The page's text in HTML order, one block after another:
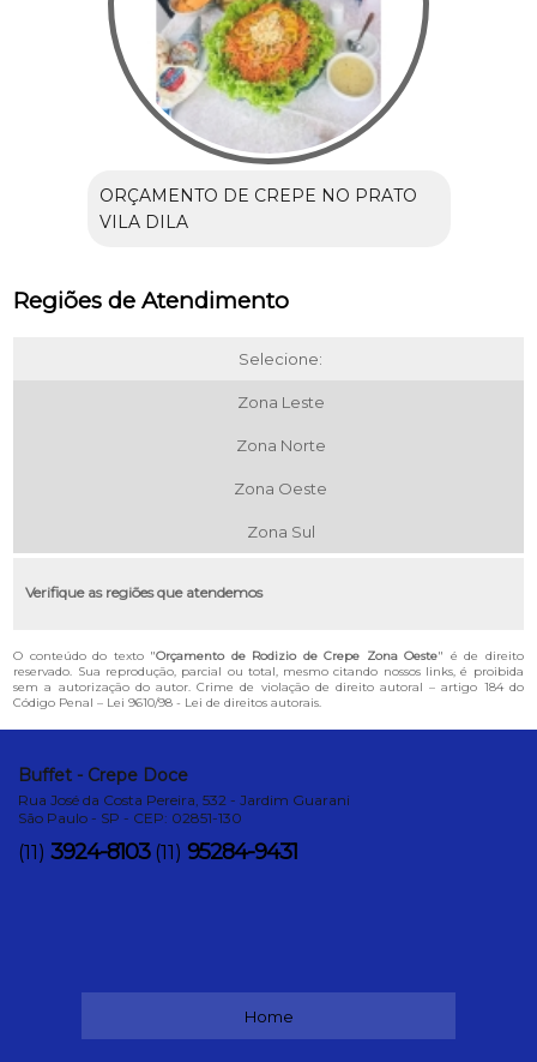
ORÇAMENTO DE CREPE NO PRATO
VILA DILA
Regiões de Atendimento
Selecione:
Zona Leste
Zona Norte
Zona Oeste
Zona Sul
Verifique as regiões que atendemos
O conteúdo do texto "Orçamento de Rodizio de Crepe Zona Oeste" é de direito
reservado. Sua reprodução, parcial ou total, mesmo citando nossos links, é proibida
sem a autorização do autor. Crime de violação de direito autoral – artigo 184 do
Código Penal – Lei 9610/98 - Lei de direitos autorais.
Buffet - Crepe Doce
Rua José da Costa Pereira, 532 - Jardim Guarani
São Paulo - SP - CEP: 02851-130
(11) 3924-8103 (11) 95284-9431
Home